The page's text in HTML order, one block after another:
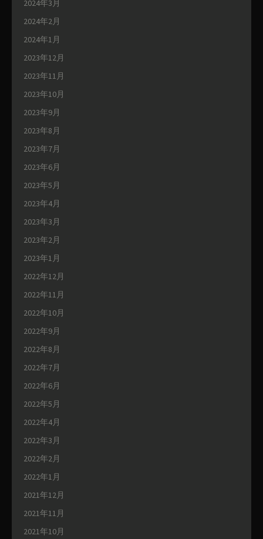
2024年3月
2024年2月
2024年1月
2023年12月
2023年11月
2023年10月
2023年9月
2023年8月
2023年7月
2023年6月
2023年5月
2023年4月
2023年3月
2023年2月
2023年1月
2022年12月
2022年11月
2022年10月
2022年9月
2022年8月
2022年7月
2022年6月
2022年5月
2022年4月
2022年3月
2022年2月
2022年1月
2021年12月
2021年11月
2021年10月